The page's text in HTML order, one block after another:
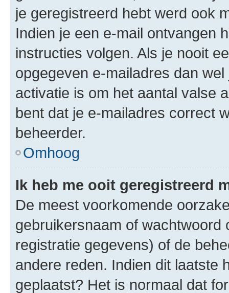
je geregistreerd hebt werd ook
Indien je een e-mail ontvangen
instructies volgen. Als je nooit
opgegeven e-mailadres dan
activatie is om het aantal valse
bent dat je e-mailadres correct
beheerder.
Omhoog
Ik heb me ooit geregistreerd
De meest voorkomende
gebruikersnaam of wachtwoord
registratie gegevens) of de
andere reden. Indien dit laatste
geplaatst? Het is normaal dat